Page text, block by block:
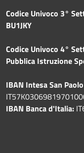
Codice Univoco 3°
BU1JKY
Codice Univoco 4°
Pubblica Istruzione
IBAN Intesa San
IBAN Banca d'Italia: